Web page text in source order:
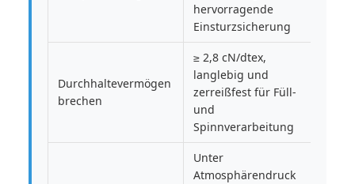
hervorragende
Einsturzsicherung
Durchhaltevermögen
brechen
≥ 2,8 cN/dtex,
langlebig und
zerreißfest für Füll-
und
Spinnverarbeitung
Unter
Atmosphärendruck